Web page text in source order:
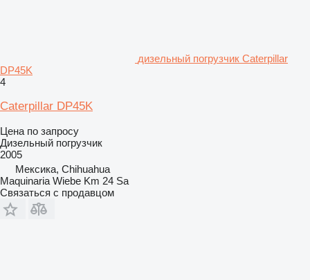
дизельный погрузчик Caterpillar
DP45K
4
Caterpillar DP45K
Цена по запросу
Дизельный погрузчик
2005
Мексика, Chihuahua
Maquinaria Wiebe Km 24 Sa
Связаться с продавцом